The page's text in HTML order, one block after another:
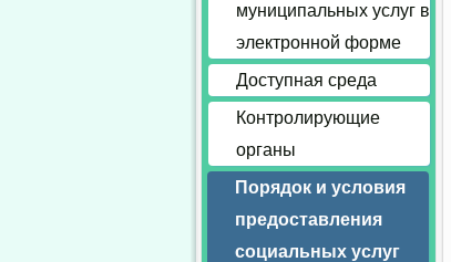
муниципальных услуг в
электронной форме
Доступная среда
Контролирующие
органы
Порядок и условия
предоставления
социальных услуг